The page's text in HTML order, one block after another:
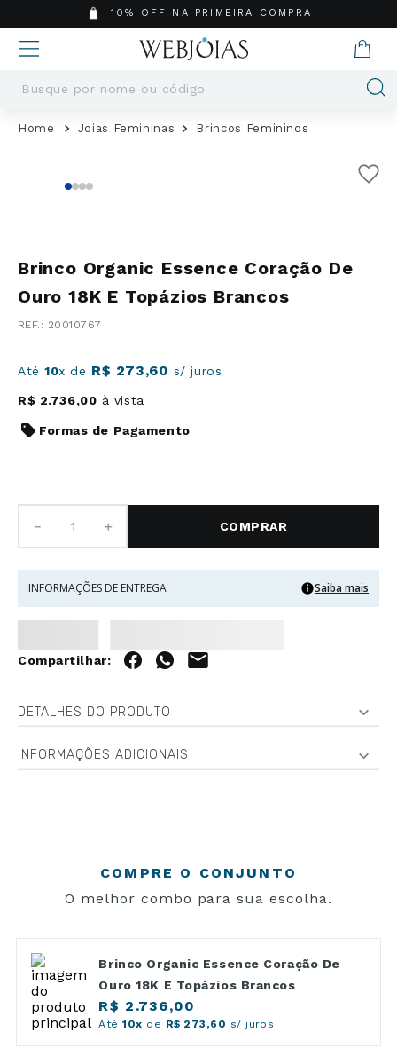
10% OFF NA PRIMEIRA COMPRA
Busque por nome ou código
Joias Femininas Brincos Femininos
Brinco Organic Essence Coração De
Ouro 18K E Topázios Brancos
: 20010767
Até10x de R$ 273,60 s/ juros
R$ 2.736,00 à vista
Formas de Pagamento
＋
－ COMPRAR
INFORMAÇÕES DE ENTREGA Saiba mais
DETALHES DO PRODUTO
INFORMAÇÕES ADICIONAIS
COMPRE O CONJUNTO
O melhor combo para sua escolha.
Brinco Organic Essence Coração De
Ouro 18K E Topázios Brancos
R$ 2.736,00
Até10x de R$ 273,60 s/ juros
Termos mais buscados
6º
Argola
7º
Pingente
8º
São Bento
10
Corrente